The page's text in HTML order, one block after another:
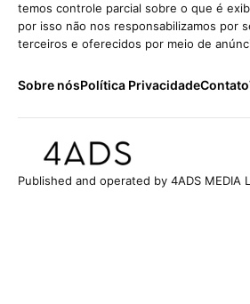
temos controle parcial sobre o que é
por isso não nos responsabilizamos por
terceiros e oferecidos por meio de
Sobre nósPolítica PrivacidadeContato
Published and operated by 4ADS MEDIA